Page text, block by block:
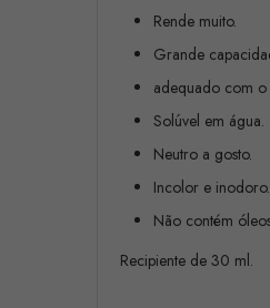
Rende muito.
Grande
adequado com o
Solúvel em água.
Neutro a gosto.
Incolor e inodoro.
Não contém
Recipiente de 30 ml.